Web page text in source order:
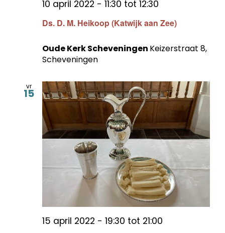
Ds. D. M. Heikoop (Katwijk aan Zee)
10 april 2022 - 11:30 tot 12:30
Oude Kerk Scheveningen Keizerstraat 8,
Scheveningen
vr
15
15 april 2022 - 19:30 tot 21:00